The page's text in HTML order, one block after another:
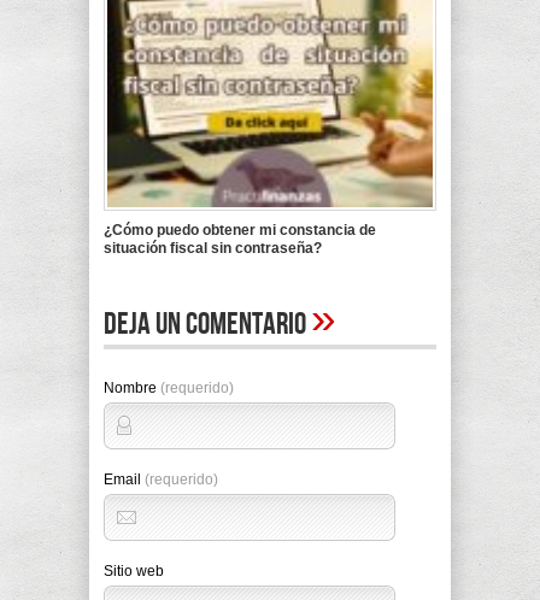
¿Cómo puedo obtener mi constancia de
situación fiscal sin contraseña?
Deja un comentario»
Nombre (requerido)
Email (requerido)
Sitio web